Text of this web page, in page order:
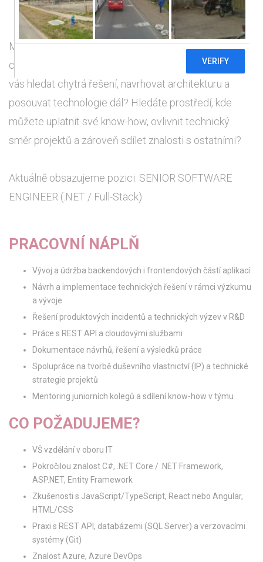
Máte za sebou zkušenosti s vývojem softwaru a
chcete se podílet na smysluplných projektech? Baví
vás hledat chytrá řešení, navrhovat architekturu a
posouvat technologie dál? Hledáte prostředí, kde
můžete uplatnit své know-how, ovlivnit technický
směr projektů a zároveň sdílet znalosti s ostatními?
Aktuálně obsazujeme pozici: SENIOR SOFTWARE
ENGINEER (.NET / Full-Stack)
PRACOVNÍ NÁPLŇ
Vývoj a údržba backendových i frontendových částí aplikací
Návrh a implementace technických řešení v rámci výzkumu
a vývoje
Řešení produktových incidentů a technických výzev v R&D
Práce s REST API a cloudovými službami
Dokumentace návrhů, řešení a výsledků práce
Spolupráce na tvorbě duševního vlastnictví (IP) a technické
strategie projektů
Mentoring juniorních kolegů a sdílení know-how v týmu
CO POŽADUJEME?
VŠ vzdělání v oboru IT
Pokročilou znalost C#, .NET Core / .NET Framework,
ASP.NET, Entity Framework
Zkušenosti s JavaScript/TypeScript, React nebo Angular,
HTML/CSS
Praxi s REST API, databázemi (SQL Server) a verzovacími
systémy (Git)
Znalost Azure, Azure DevOps